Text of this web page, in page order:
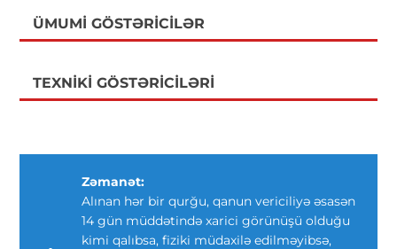
ÜMUMI GÖSTƏRICILƏR
TEXNIKI GÖSTƏRICILƏRI
Zəmanət:
Alınan hər bir qurğu, qanun vericiliyə əsasən
14 gün müddətində xarici görünüşü olduğu
kimi qalıbsa, fiziki müdaxilə edilməyibsə,